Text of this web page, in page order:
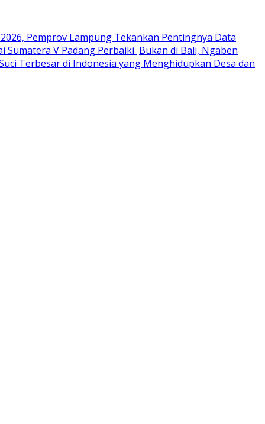
Pemprov Lampung Tekankan Pentingnya Data
Sumatera V Padang Perbaiki Bukan di Bali, Ngaben
Terbesar di Indonesia yang Menghidupkan Desa dan